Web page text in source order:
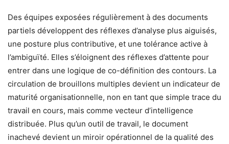
Des équipes exposées régulièrement à des documents
partiels développent des réflexes d’analyse plus aiguisés,
une posture plus contributive, et une tolérance active à
l’ambiguïté. Elles s’éloignent des réflexes d’attente pour
entrer dans une logique de co-définition des contours. La
circulation de brouillons multiples devient un indicateur de
maturité organisationnelle, non en tant que simple trace du
travail en cours, mais comme vecteur d’intelligence
distribuée. Plus qu’un outil de travail, le document
inachevé devient un miroir opérationnel de la qualité des